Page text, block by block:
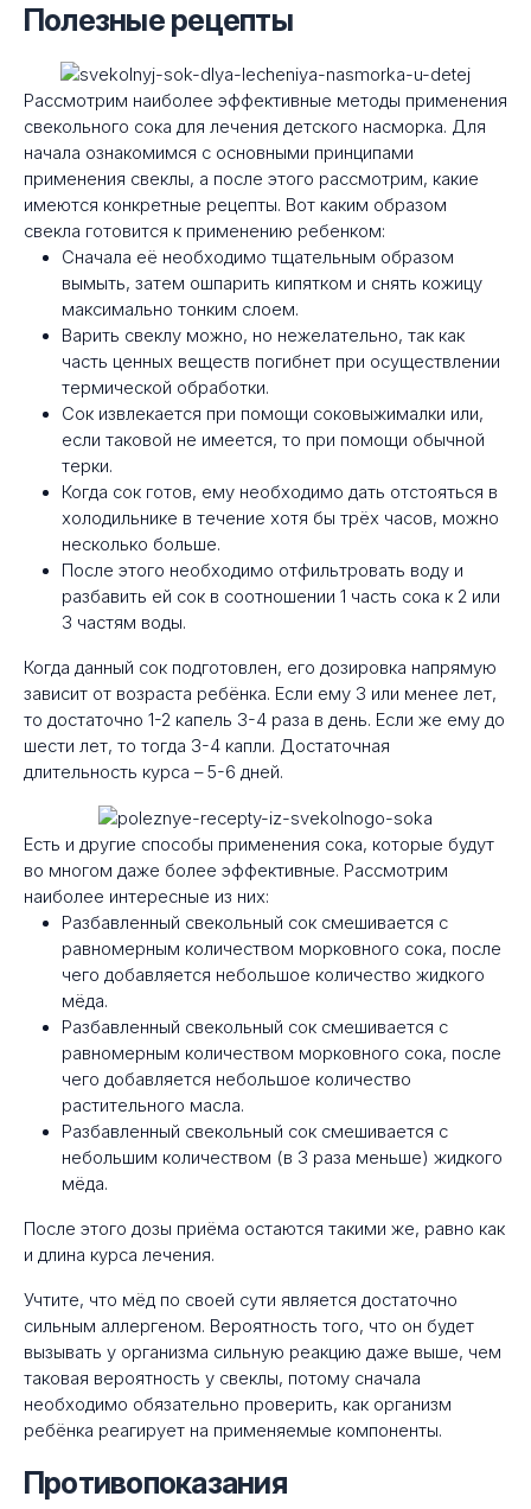
Полезные рецепты
Рассмотрим наиболее эффективные методы применения
свекольного сока для лечения детского насморка. Для
начала ознакомимся с основными принципами
применения свеклы, а после этого рассмотрим, какие
имеются конкретные рецепты. Вот каким образом
свекла готовится к применению ребенком:
Сначала её необходимо тщательным образом
вымыть, затем ошпарить кипятком и снять кожицу
максимально тонким слоем.
Варить свеклу можно, но нежелательно, так как
часть ценных веществ погибнет при осуществлении
термической обработки.
Сок извлекается при помощи соковыжималки или,
если таковой не имеется, то при помощи обычной
терки.
Когда сок готов, ему необходимо дать отстояться в
холодильнике в течение хотя бы трёх часов, можно
несколько больше.
После этого необходимо отфильтровать воду и
разбавить ей сок в соотношении 1 часть сока к 2 или
3 частям воды.
Когда данный сок подготовлен, его дозировка напрямую
зависит от возраста ребёнка. Если ему 3 или менее лет,
то достаточно 1-2 капель 3-4 раза в день. Если же ему до
шести лет, то тогда 3-4 капли. Достаточная
длительность курса – 5-6 дней.
Есть и другие способы применения сока, которые будут
во многом даже более эффективные. Рассмотрим
наиболее интересные из них:
Разбавленный свекольный сок смешивается с
равномерным количеством морковного сока, после
чего добавляется небольшое количество жидкого
мёда.
Разбавленный свекольный сок смешивается с
равномерным количеством морковного сока, после
чего добавляется небольшое количество
растительного масла.
Разбавленный свекольный сок смешивается с
небольшим количеством (в 3 раза меньше) жидкого
мёда.
После этого дозы приёма остаются такими же, равно как
и длина курса лечения.
Учтите, что мёд по своей сути является достаточно
сильным аллергеном. Вероятность того, что он будет
вызывать у организма сильную реакцию даже выше, чем
таковая вероятность у свеклы, потому сначала
необходимо обязательно проверить, как организм
ребёнка реагирует на применяемые компоненты.
Противопоказания